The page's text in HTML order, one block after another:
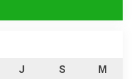
J S
M